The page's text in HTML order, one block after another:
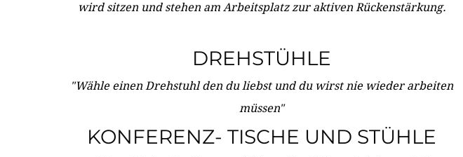
wird sitzen und stehen am Arbeitsplatz zur aktiven Rückenstärkung.
DREHSTÜHLE
"Wähle einen Drehstuhl den du liebst und du wirst nie wieder arbeiten
müssen"
KONFERENZ- TISCHE UND STÜHLE